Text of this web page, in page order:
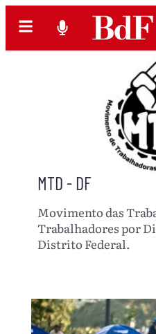
MTD - DF
Movimento das
Trabalhadores por
Distrito Federal.